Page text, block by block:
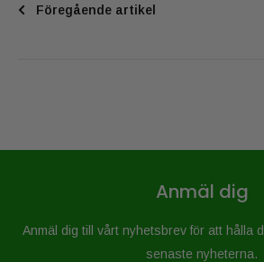
Föregående artikel
Anmäl dig
Anmäl dig till vårt nyhetsbrev för att hålla
senaste nyheterna.